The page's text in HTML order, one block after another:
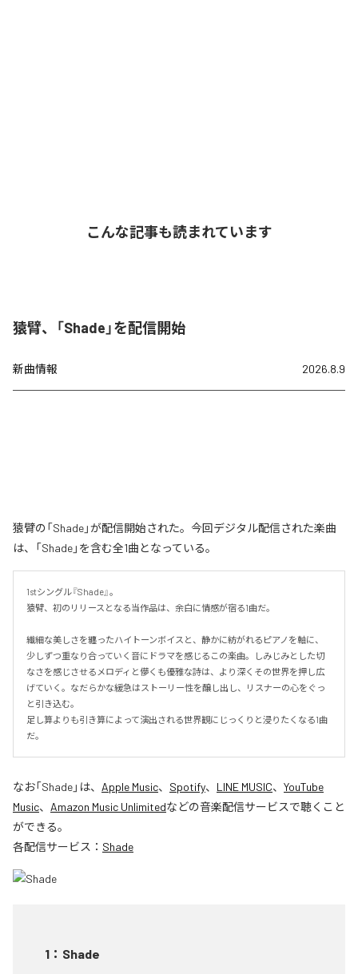
こんな記事も読まれています
猿臂、「Shade」を配信開始
新曲情報 2026.8.9
猿臂の「Shade」が配信開始された。今回デジタル配信された楽曲
は、「Shade」を含む全1曲となっている。
1stシングル『Shade』。
猿臂、初のリリースとなる当作品は、余白に情感が宿る1曲だ。
繊細な美しさを纏ったハイトーンボイスと、静かに紡がれるピアノを軸に、
少しずつ重なり合っていく音にドラマを感じるこの楽曲。しみじみとした切
なさを感じさせるメロディと儚くも優雅な詩は、より深くその世界を押し広
げていく。なだらかな緩急はストーリー性を醸し出し、リスナーの心をぐっ
と引き込む。
足し算よりも引き算によって演出される世界観にじっくりと浸りたくなる1曲
だ。
なお「Shade」は、 Apple Music、 Spotify、 LINE MUSIC、 YouTube
Music、 Amazon Music Unlimitedなどの音楽配信サービスで聴くこと
ができる。
各配信サービス： Shade
1 ： Shade